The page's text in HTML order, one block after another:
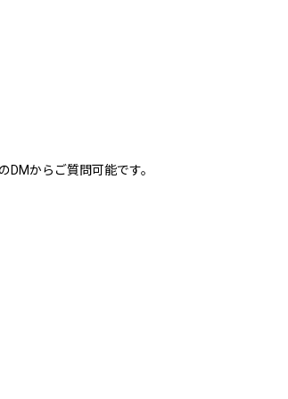
からご質問可能です。